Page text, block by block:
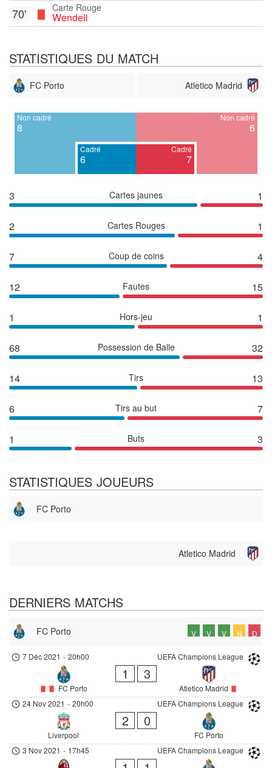
Carte Rouge
Wendell
70'
STATISTIQUES DU MATCH
FC Porto Atletico Madrid
Non cadré
8
Cadré
6
Cadré
7
Non cadré
6
3 Cartes jaunes 1
2 Cartes Rouges 1
7 Coup de coins 4
12 Fautes 15
1 Hors-jeu 1
68 Possession de Balle 32
14 Tirs 13
6 Tirs au but 7
1 Buts 3
STATISTIQUES JOUEURS
FC Porto
Atletico Madrid
DERNIERS MATCHS
FC Porto V V V N D
UEFA Champions League
7 Déc 2021 - 20h00
FC Porto
1 3
Atletico Madrid
UEFA Champions League
24 Nov 2021 - 20h00
Liverpool
2 0
FC Porto
UEFA Champions League
3 Nov 2021 - 17h45